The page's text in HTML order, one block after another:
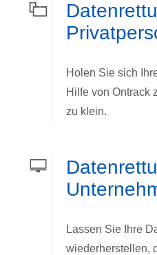
Holen Sie sich
Hilfe von Ontrack
zu klein.
Lassen Sie Ihre
wiederherstellen,